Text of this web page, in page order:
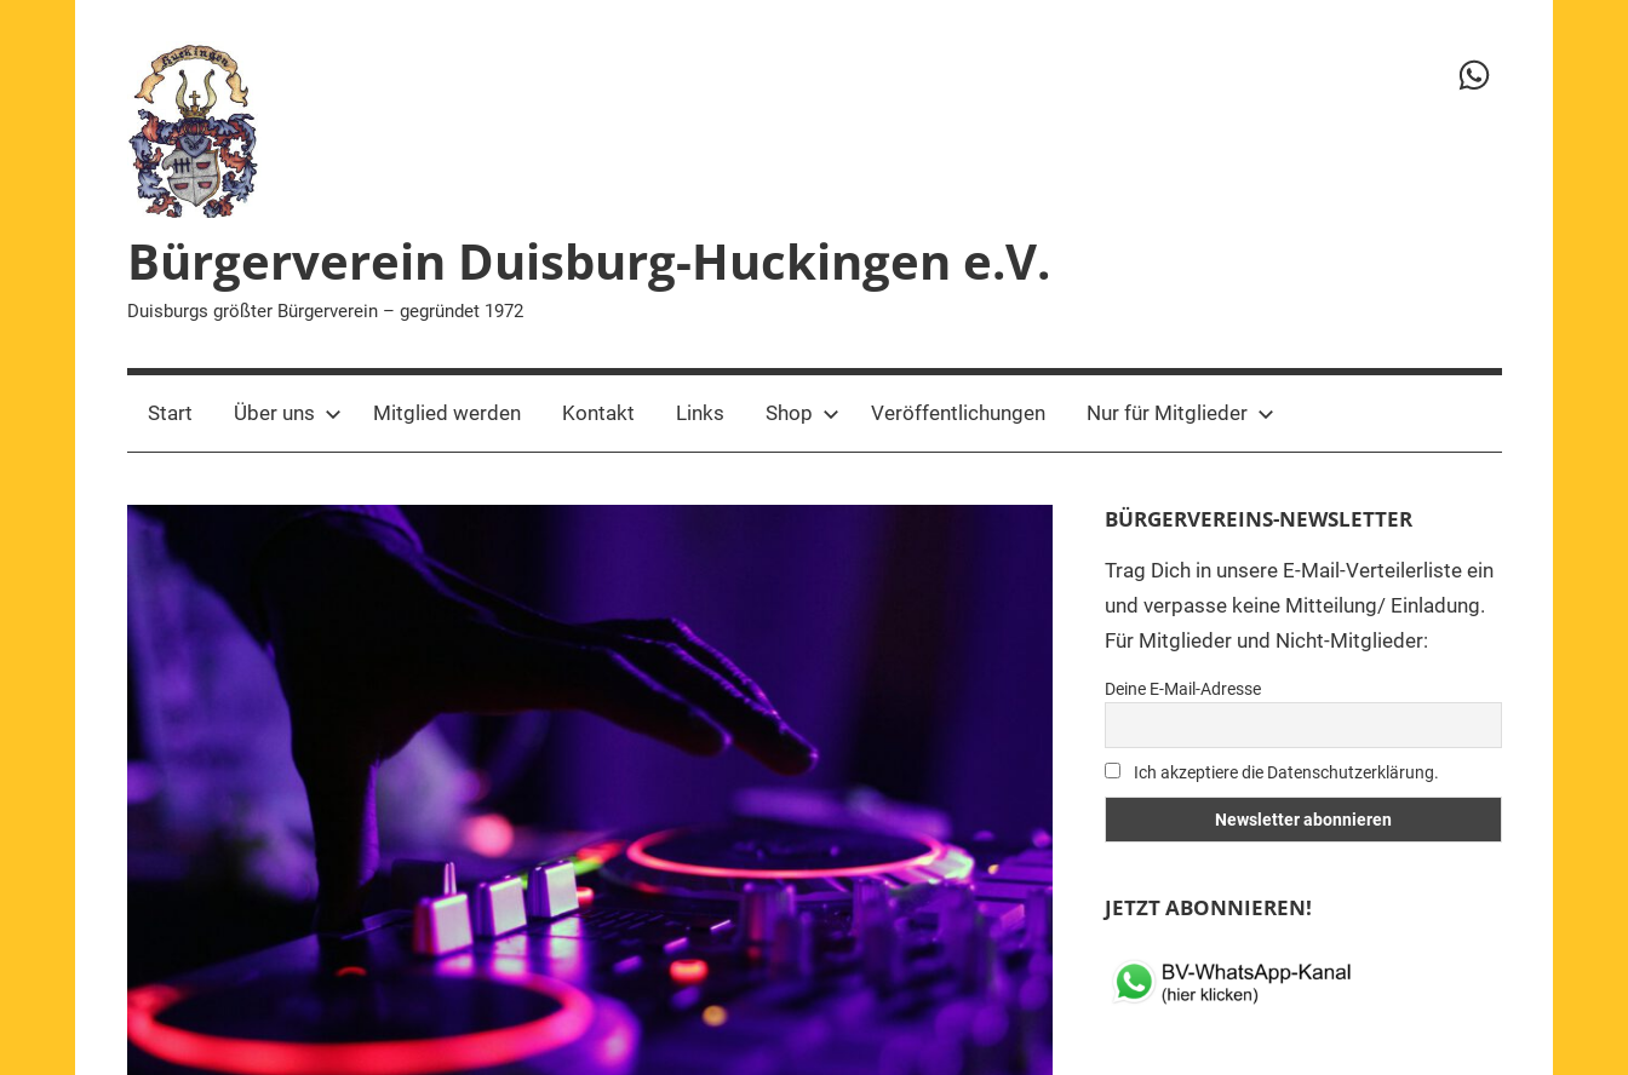
Bürgerverein Duisburg-Huckingen e.V.
Duisburgs größter Bürgerverein – gegründet 1972
WhatsApp-
Start Über uns Mitglied werden Kontakt Links Shop Veröffentlichungen Nur für Mitglieder
BÜRGERVEREINS-NEWSLETTER
Trag Dich in unsere E-Mail-Verteilerliste ein
und verpasse keine Mitteilung/ Einladung.
Für Mitglieder und Nicht-Mitglieder:
Deine E-Mail-Adresse
Ich akzeptiere die Datenschutzerklärung.
JETZT ABONNIEREN!